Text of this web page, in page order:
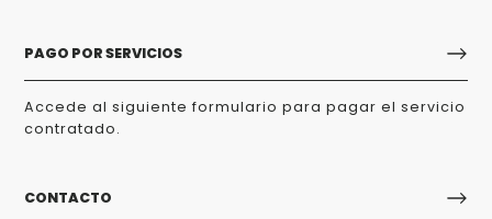
PAGO POR SERVICIOS
Accede al siguiente formulario para pagar el servicio
contratado.
CONTACTO